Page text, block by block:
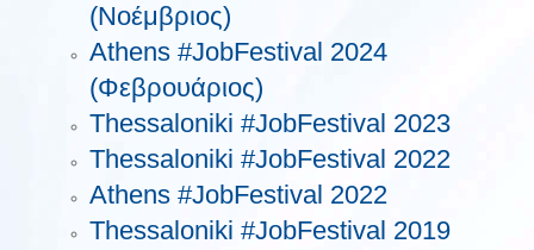
(Νοέμβριος)
Athens #JobFestival 2024
(Φεβρουάριος)
Thessaloniki #JobFestival 2023
Thessaloniki #JobFestival 2022
Athens #JobFestival 2022
Thessaloniki #JobFestival 2019